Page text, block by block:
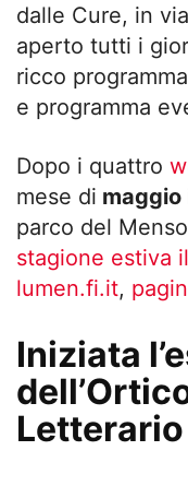
dalle Cure, in
aperto tutti i
ricco
e programma
Dopo i quattro
mese di maggio
parco del
stagione estiva
lumen.fi.it,
Iniziata